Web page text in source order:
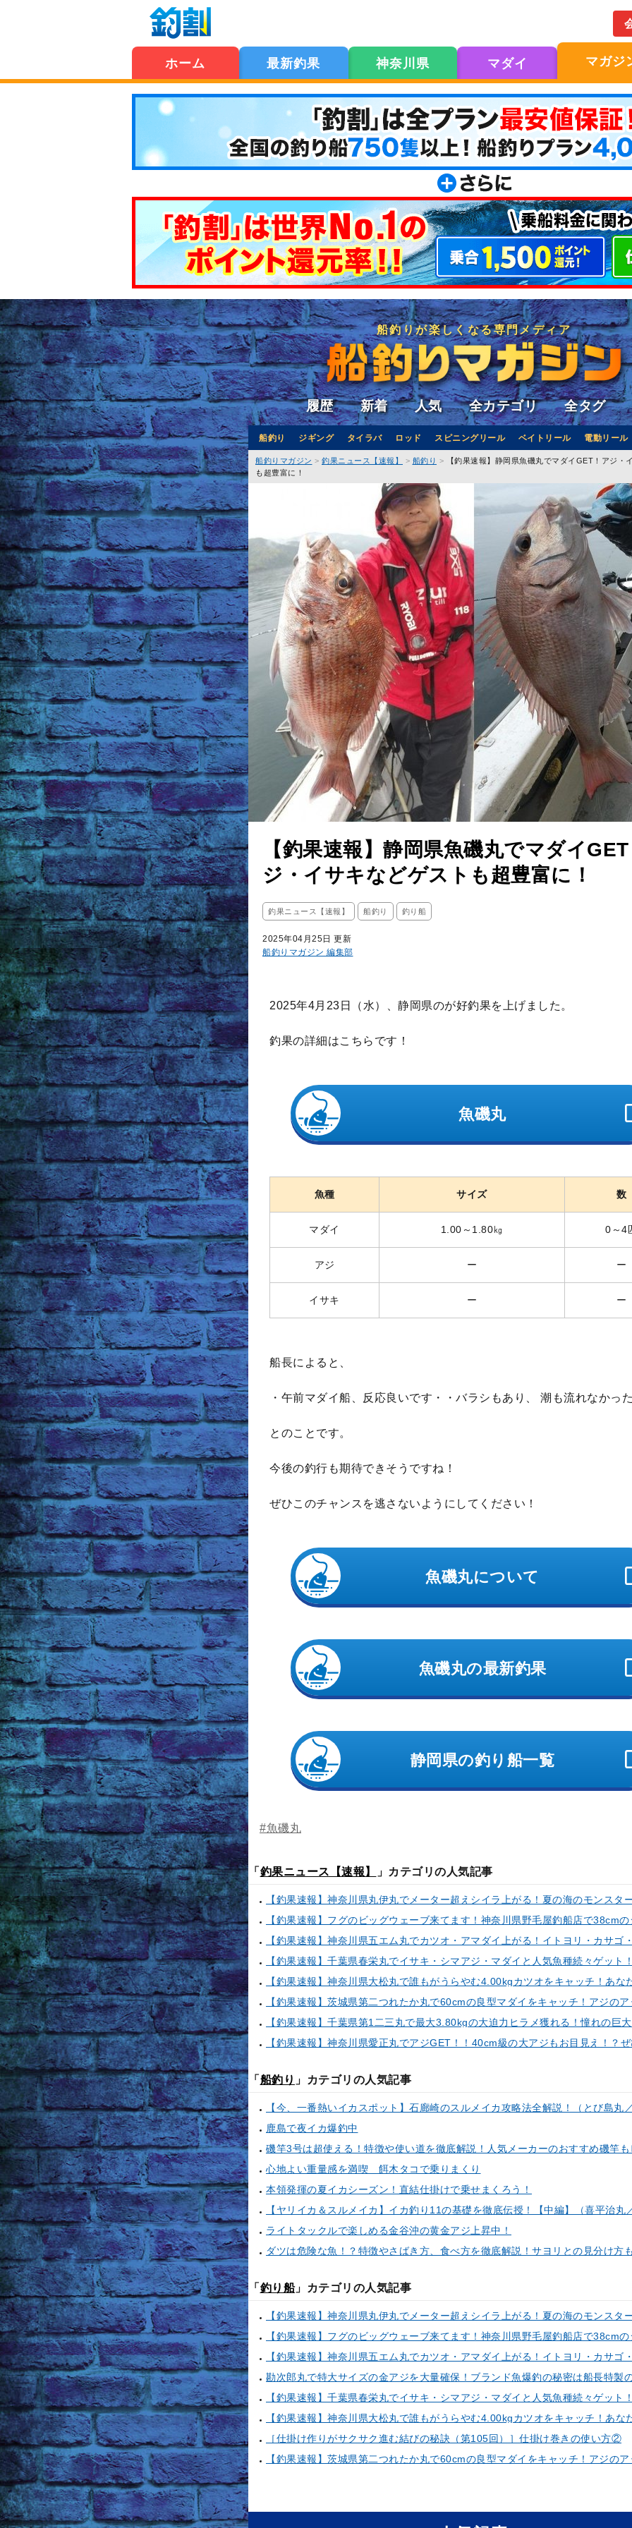
ホーム 最新釣果 神奈川県 マダイ マガジ
船釣りが楽しくなる専門メディア
履歴 新着 人気 全カテゴリ 全タグ
船釣り ジギング タイラバ ロッド スピニングリール ベイトリール 電動リール
船釣りマガジン 釣果ニュース【速報】 船釣り
【釣果速報】静岡県魚磯丸でマダイGET！アジ・
も超豊富に！
【釣果速報】静岡県魚磯丸でマダイ
ジ・イサキなどゲストも超豊富に！
釣果ニュース【速報】 船釣り 釣り船
2025年04月25日 更新
船釣りマガジン 編集部
2025年4月23日（水）、静岡県のが好釣果を上げました。
釣果の詳細はこちらです！
魚磯丸
魚種 サイズ 数
マダイ 1.00～1.80㎏ 0～4
アジ ー ー
イサキ ー ー
船長によると、
・午前マダイ船、反応良いです・・バラシもあり、 潮も流れなかっ
とのことです。
今後の釣行も期待できそうですね！
ぜひこのチャンスを逃さないようにしてください！
魚磯丸について
魚磯丸の最新釣果
静岡県の釣り船一覧
#魚磯丸
「 釣果ニュース【速報】 」カテゴリの人気記事
「 船釣り 」カテゴリの人気記事
鹿島で夜イカ爆釣中
心地よい重量感を満喫 餌木タコで乗りまくり
本領発揮の夏イカシーズン！直結仕掛けで乗せまくろう！
ライトタックルで楽しめる金谷沖の黄金アジ上昇中！
ダツは危険な魚！？特徴やさばき方、食べ方を徹底解説！サヨリとの見分け方
「 釣り船」カテゴリの人気記事
［仕掛け作りがサクサク進む結びの秘訣（第105回）］仕掛け巻きの使い方②